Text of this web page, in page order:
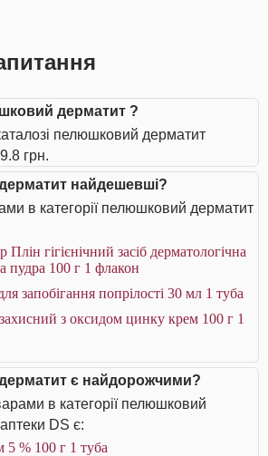
дерматит ?
пелюшковий дерматит
грн.
найдешевші?
в категорії пелюшковий дерматит
гігієнічний засіб дерматологічна
пудра 100 г 1 флакон
запобігання попрілості 30 мл 1 туба
з оксидом цинку крем 100 г 1
є найдорожчими?
в категорії пелюшковий
DS є:
5 % 100 г 1 туба